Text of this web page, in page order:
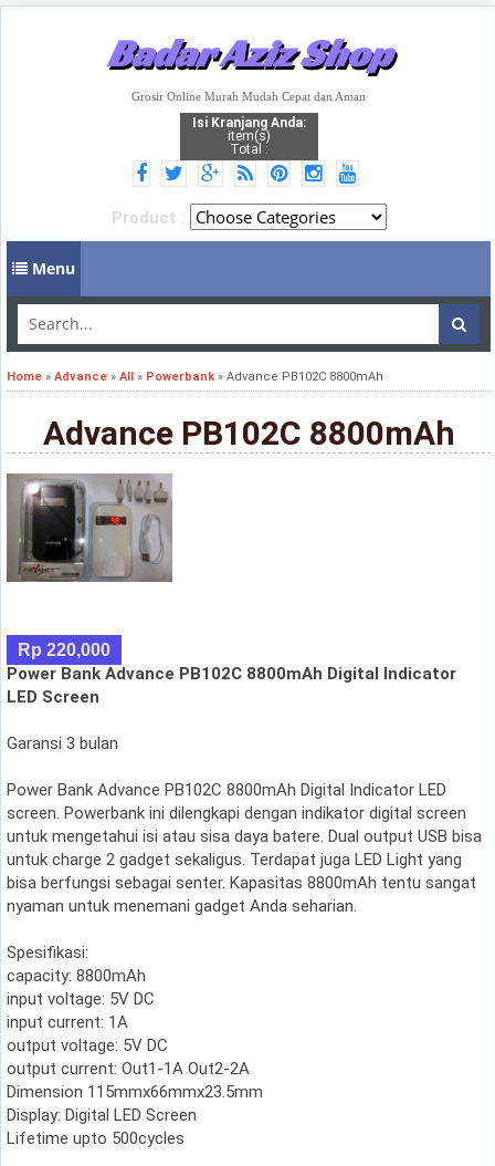
Badar Aziz Shop
Grosir Online Murah Mudah Cepat dan Aman
Isi Kranjang Anda:
item(s)
Total :
Product :
Menu
Home » Advance » All » Powerbank » Advance PB102C 8800mAh
Advance PB102C 8800mAh
Rp 220,000
Power Bank Advance PB102C 8800mAh Digital Indicator
LED Screen
Garansi 3 bulan
Power Bank Advance PB102C 8800mAh Digital Indicator LED
screen. Powerbank ini dilengkapi dengan indikator digital screen
untuk mengetahui isi atau sisa daya batere. Dual output USB bisa
untuk charge 2 gadget sekaligus. Terdapat juga LED Light yang
bisa berfungsi sebagai senter. Kapasitas 8800mAh tentu sangat
nyaman untuk menemani gadget Anda seharian.
Spesifikasi:
capacity: 8800mAh
input voltage: 5V DC
input current: 1A
output voltage: 5V DC
output current: Out1-1A Out2-2A
Dimension 115mmx66mmx23.5mm
Display: Digital LED Screen
Lifetime upto 500cycles